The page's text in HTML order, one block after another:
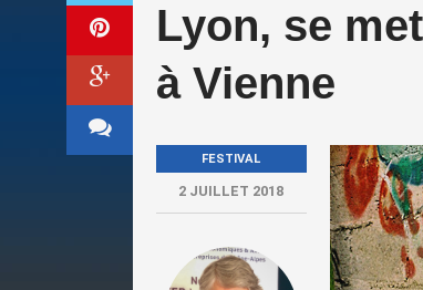
Lyon, se
à Vienne
FESTIVAL
2 JUILLET 2018